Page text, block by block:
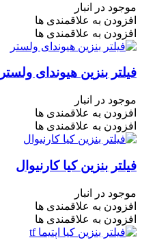
موجود در انبار
افزودن به علاقمندی ها
افزودن به علاقمندی ها
فیلتر بنزین هیوندای ولستر
موجود در انبار
افزودن به علاقمندی ها
افزودن به علاقمندی ها
فیلتر بنزین کیا کارنیوال
موجود در انبار
افزودن به علاقمندی ها
افزودن به علاقمندی ها